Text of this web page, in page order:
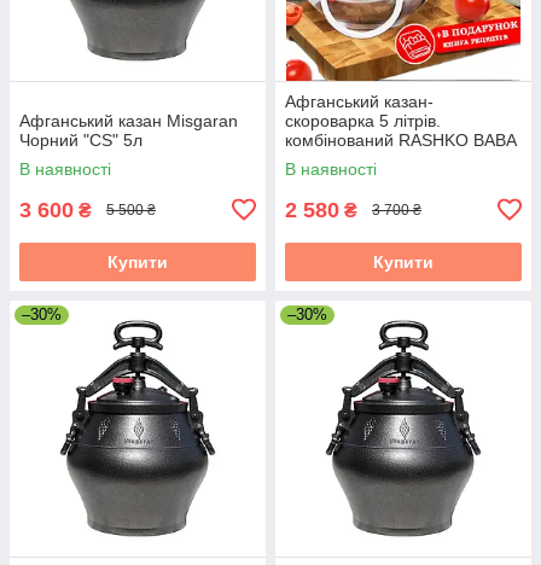
Афганський казан Misgaran
Чорний "CS" 5л
В наявності
3 600 ₴ 5 500 ₴
Купити
Афганський казан-
скороварка 5 літрів.
комбінований RASHKO BABA
В наявності
2 580 ₴ 3 700 ₴
Купити
–30% –30%